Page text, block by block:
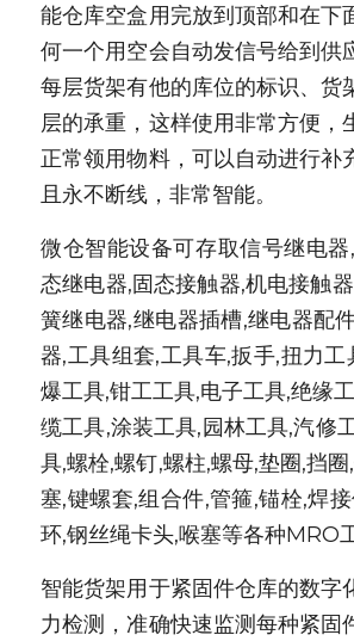
能仓库空盒用完放到顶部和在下
何一个用空会自动发信号给到供
每层货架有他的库位的标识、货
层的承重，这样使用非常方便，
正常领用物料，可以自动进行补
且永不断线，非常智能。
微仓智能设备可存取信号继电
态继电器,固态接触器,机电接触
簧继电器,继电器插槽,继电器配
器,工具组套,工具车,扳手,扭力工
爆工具,钳工工具,电子工具,绝缘
缆工具,涂装工具,园林工具,汽修
具,螺栓,螺钉,螺柱,螺母,垫圈,挡
塞,键螺套,组合件,管箍,锚栓,焊
环,钢丝绳卡头,喉塞等各种MRO
智能货架用于紧固件仓库的数字
力检测，准确快速监测每种紧固